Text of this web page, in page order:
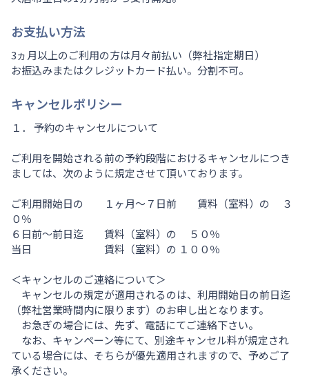
お支払い方法
3ヵ月以上のご利用の方は月々前払い（弊社指定期日）
お振込みまたはクレジットカード払い。分割不可。
キャンセルポリシー
１． 予約のキャンセルについて
ご利用を開始される前の予約段階におけるキャンセルにつき
ましては、次のように規定させて頂いております。
ご利用開始日の １ヶ月～７日前 賃料（室料）の ３
０％
６日前～前日迄 賃料（室料）の ５０％
当日 賃料（室料）の １００％
＜キャンセルのご連絡について＞
キャンセルの規定が適用されるのは、利用開始日の前日迄
（弊社営業時間内に限ります）のお申し出となります。
お急ぎの場合には、先ず、電話にてご連絡下さい。
なお、キャンペーン等にて、別途キャンセル料が規定され
ている場合には、そちらが優先適用されますので、予めご了
承ください。